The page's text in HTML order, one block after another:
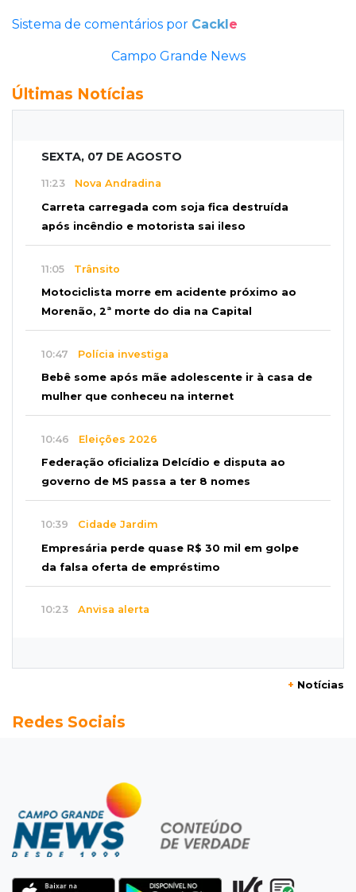
Sistema de comentários por Cackle
Campo Grande News
Últimas Notícias
SEXTA, 07 DE AGOSTO
11:23 Nova Andradina
Carreta carregada com soja fica destruída
após incêndio e motorista sai ileso
11:05 Trânsito
Motociclista morre em acidente próximo ao
Morenão, 2ª morte do dia na Capital
10:47 Polícia investiga
Bebê some após mãe adolescente ir à casa de
mulher que conheceu na internet
10:46 Eleições 2026
Federação oficializa Delcídio e disputa ao
governo de MS passa a ter 8 nomes
10:39 Cidade Jardim
Empresária perde quase R$ 30 mil em golpe
da falsa oferta de empréstimo
10:23 Anvisa alerta
Superávit comercial de MS cresce 17,8% com
Arte com a escrita
Concurso de Poesias anuncia vencedores e
premiará os melhores no dia 20
Com canal travado e via inundada,
+ Notícias
Redes Sociais